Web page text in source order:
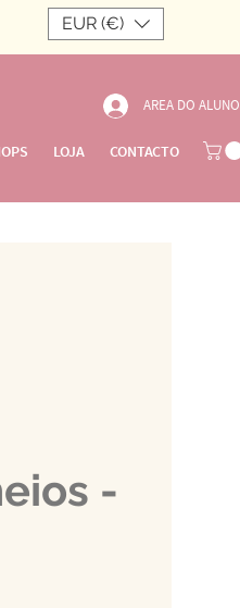
EUR (€)
AREA DO ALUNO
LOJA CONTACTO
-